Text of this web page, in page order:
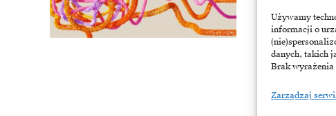
Używamy
informacji o
danych, takich
Brak wyrażenia
Zarządzaj
21 maja, 2026